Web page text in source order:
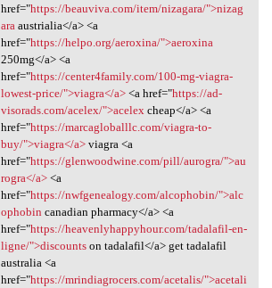
href="https://beauviva.com/item/nizagara/">nizag
ara austrialia</a> <a
href="https://helpo.org/aeroxina/">aeroxina
250mg</a> <a
href="https://center4family.com/100-mg-viagra-
lowest-price/">viagra</a><a href="https://ad-
visorads.com/acelex/">acelex cheap</a> <a
href="https://marcagloballlc.com/viagra-to-
buy/">viagra</a>viagra <a
href="https://glenwoodwine.com/pill/aurogra/">au
rogra</a><a
href="https://nwfgenealogy.com/alcophobin/">alc
ophobin canadian pharmacy</a> <a
href="https://heavenlyhappyhour.com/tadalafil-en-
ligne/">discountson tadalafil</a> get tadalafil
australia <a
href="https://mrindiagrocers.com/acetalis/">acetali